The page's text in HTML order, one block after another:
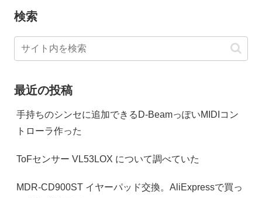
検索
最近の投稿
手持ちのシンセに追加できるD-BeamっぽいMIDIコン
トローラ作った
ToFセンサー VL53LOX について調べていた
MDR-CD900ST イヤーパッド交換。AliExpressで買っ